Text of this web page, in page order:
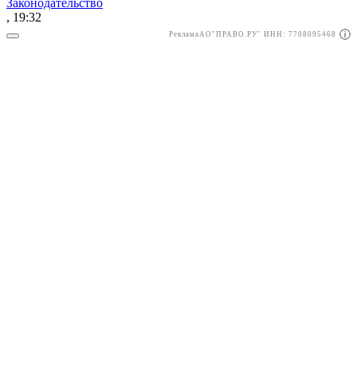
Реклама АО"ПРАВО.РУ" ИНН: 7708095468
, 19:32